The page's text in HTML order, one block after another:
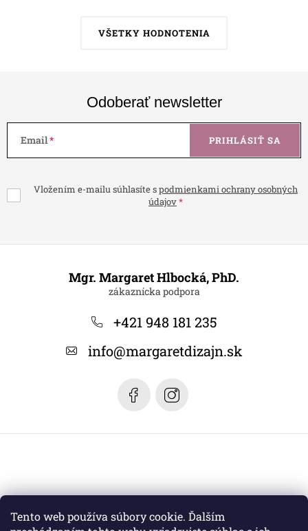
Tento web používa súbory cookie. Ďalším
VŠETKY HODNOTENIA
Odoberať newsletter
Email
Vložením e-mailu súhlasíte spodmienkami ochrany osobných
údajov
PRIHLÁSIŤ SA
Mgr. Margaret Hlbocká, PhD.
+421 948 181 235
info@margaretdizajn.sk